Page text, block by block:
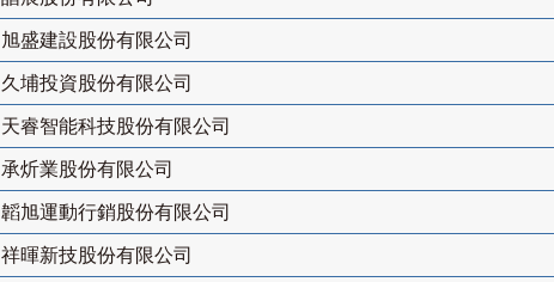
旭盛建設股份有限公司
久埔投資股份有限公司
天睿智能科技股份有限公司
承炘業股份有限公司
韜旭運動行銷股份有限公司
祥暉新技股份有限公司